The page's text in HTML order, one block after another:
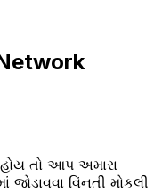
તો આપ અમારા
વિંનતી મોકલી